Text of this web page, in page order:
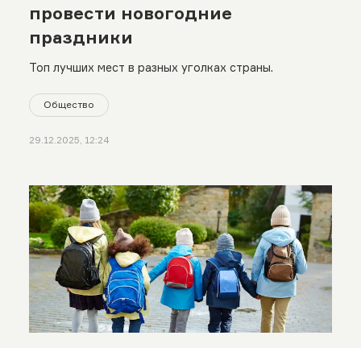
провести новогодние
праздники
Топ лучших мест в разных уголках страны.
Общество
29.12.2025, 12:24